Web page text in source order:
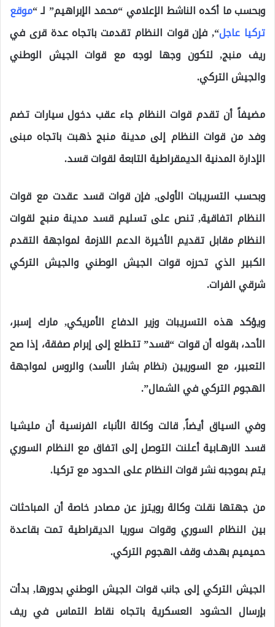
وبحسب ما أكده الناشط الإعلامي “محمد الإبراهيم” لـ “موقع
تركيا عاجل“, فإن قوات النظام تقدمت باتجاه عدة قرى في
ريف منبج, لتكون وجها لوجه مع قوات الجيش الوطني
والجيش التركي.
مضيفاً أن تقدم قوات النظام جاء عقب دخول سيارات تضم
وفد من قوات النظام إلى مدينة منبج ذهبت باتجاه مبنى
الإدارة المدنية الديمقراطية التابعة لقوات قسد.
وبحسب التسريبات الأولى, فإن قوات قسد عقدت مع قوات
النظام اتفاقية, تنص على تسليم قسد مدينة منبج لقوات
النظام مقابل تقديم الأخيرة الدعم اللازمة لمواجهة التقدم
الكبير الذي تحرزه قوات الجيش الوطني والجيش التركي
شرقي الفرات.
ويؤكد هذه التسريبات وزير الدفاع الأمريكي, مارك إسبر،
الأحد، بقوله أن قوات “قسد” تتطلع إلى إبرام صفقة، إذا صح
التعبير، مع السوريين (نظام بشار الأسد) والروس لمواجهة
الهجوم التركي في الشمال”.
وفي السياق أيضاً, قالت وكالة الأنباء الفرنسية أن مليشيا
قسد الارهـابية أعلنت التوصل إلى اتفاق مع النظام السوري
يتم بموجبه نشر قوات النظام على الحدود مع تركيا.
من جهتها نقلت وكالة رويترز عن مصادر خاصة أن المباحثات
بين النظام السوري وقوات سوريا الديقراطية تمت بقاعدة
حميميم بهدف وقف الهجوم التركي.
الجيش التركي إلى جانب قوات الجيش الوطني بدورها, بدأت
بإرسال الحشود العسكرية باتجاه نقاط التماس في ريف